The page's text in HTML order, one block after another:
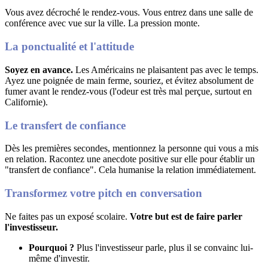
Vous avez décroché le rendez-vous. Vous entrez dans une salle de
conférence avec vue sur la ville. La pression monte.
La ponctualité et l'attitude
Soyez en avance. Les Américains ne plaisantent pas avec le temps.
Ayez une poignée de main ferme, souriez, et évitez absolument de
fumer avant le rendez-vous (l'odeur est très mal perçue, surtout en
Californie).
Le transfert de confiance
Dès les premières secondes, mentionnez la personne qui vous a mis
en relation. Racontez une anecdote positive sur elle pour établir un
"transfert de confiance". Cela humanise la relation immédiatement.
Transformez votre pitch en conversation
Ne faites pas un exposé scolaire. Votre but est de faire parler
l'investisseur.
Pourquoi ? Plus l'investisseur parle, plus il se convainc lui-
même d'investir.